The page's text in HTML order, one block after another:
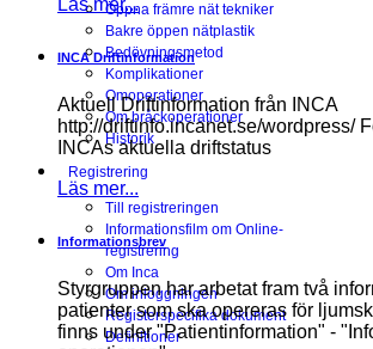
Öppna främre nät tekniker
Bakre öppen nätplastik
Bedövningsmetod
Komplikationer
Omoperationer
Om bråckoperationer
Historik
Registrering
Till registreringen
Informationsfilm om Online-
registrering
Om Inca
Om inloggningen
Registerspecifika dokument
Definitioner
Läs mer...
INCA Driftinformation
Aktuell Driftinformation från INCA
http://driftinfo.incanet.se/wordpress/
INCAs aktuella driftstatus
Läs mer...
Informationsbrev
Styrgruppen har arbetat fram två
patienter som ska opereras för
finns under "Patientinformation" -